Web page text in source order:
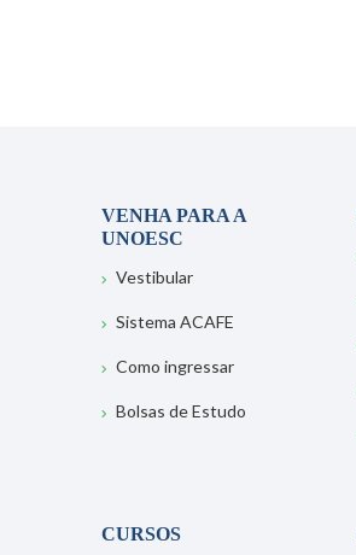
VENHA PARA A
UNOESC
Vestibular
Sistema ACAFE
Como ingressar
Bolsas de Estudo
CURSOS